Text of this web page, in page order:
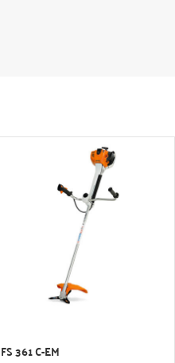
FS 361 C-EM